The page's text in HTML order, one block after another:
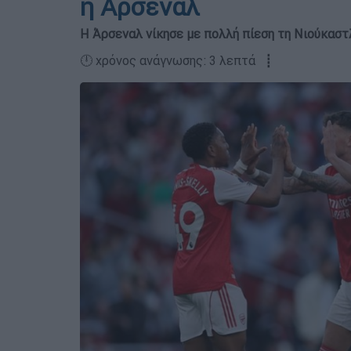
η Άρσεναλ
Η Άρσεναλ νίκησε με πολλή πίεση τη
🕛 χρόνος ανάγνωσης: 3 λεπτά ┋